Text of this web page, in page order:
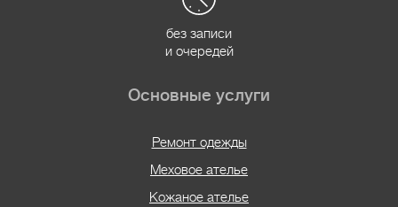
без записи
и очередей
Основные услуги
Ремонт одежды
Меховое ателье
Кожаное ателье